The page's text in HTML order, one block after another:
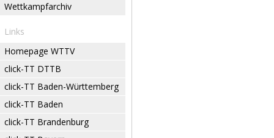
Wettkampfarchiv
Links
Homepage WTTV
click-TT DTTB
click-TT Baden-Württemberg
click-TT Baden
click-TT Brandenburg